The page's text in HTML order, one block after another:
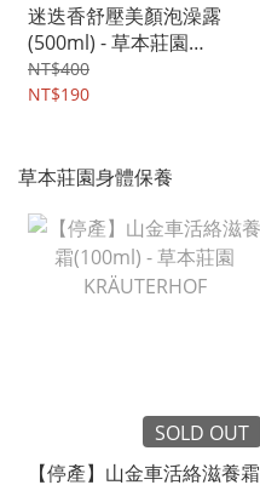
迷迭香舒壓美顏泡澡露
(500ml) - 草本莊園
KRÄUTERHOF
NT$400
NT$190
草本莊園身體保養
SOLD OUT
【停產】山金車活絡滋養霜